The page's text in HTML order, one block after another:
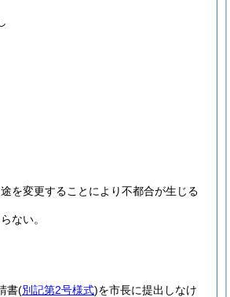
を変更することにより不都合が生じる
ない。
書(別記第2号様式)を市長に提出しなけ